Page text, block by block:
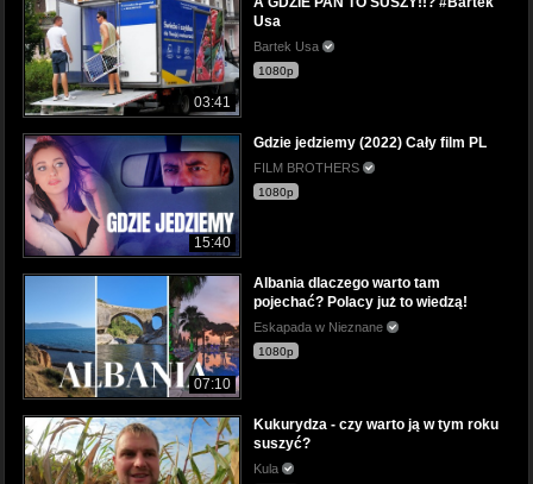
03:41
Usa
Bartek Usa
1080p
15:40
Gdzie jedziemy (2022) Cały film PL
FILM BROTHERS
1080p
07:10
Albania dlaczego warto tam
pojechać? Polacy już to wiedzą!
Eskapada w Nieznane
1080p
Kukurydza - czy warto ją w tym roku
suszyć?
Kula